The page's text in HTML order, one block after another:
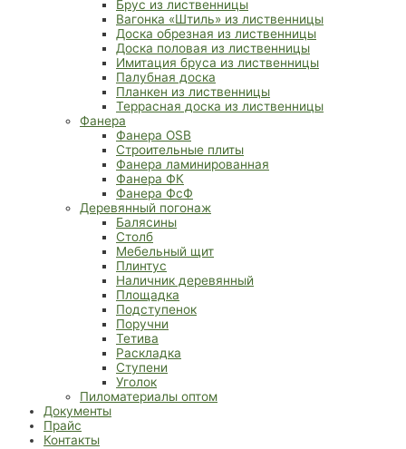
Брус из лиственницы
Вагонка «Штиль» из лиственницы
Доска обрезная из лиственницы
Доска половая из лиственницы
Имитация бруса из лиственницы
Палубная доска
Планкен из лиственницы
Террасная доска из лиственницы
Фанера
Фанера OSB
Строительные плиты
Фанера ламинированная
Фанера ФК
Фанера ФсФ
Деревянный погонаж
Балясины
Столб
Мебельный щит
Плинтус
Наличник деревянный
Площадка
Подступенок
Поручни
Тетива
Раскладка
Ступени
Уголок
Пиломатериалы оптом
Документы
Прайс
Контакты